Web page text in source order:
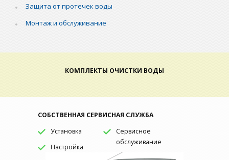
Защита от протечек воды
Монтаж и обслуживание
КОМПЛЕКТЫ ОЧИСТКИ ВОДЫ
СОБСТВЕННАЯ СЕРВИСНАЯ СЛУЖБА
Установка
Настройка
Сервисное
обслуживание